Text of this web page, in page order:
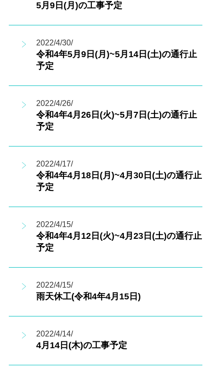
5月9日(月)の工事予定
2022/4/30/
令和4年5月9日(月)~5月14日(土)の通行止
予定
2022/4/26/
令和4年4月26日(火)~5月7日(土)の通行止
予定
2022/4/17/
令和4年4月18日(月)~4月30日(土)の通行止
予定
2022/4/15/
令和4年4月12日(火)~4月23日(土)の通行止
予定
2022/4/15/
雨天休工(令和4年4月15日)
2022/4/14/
4月14日(木)の工事予定